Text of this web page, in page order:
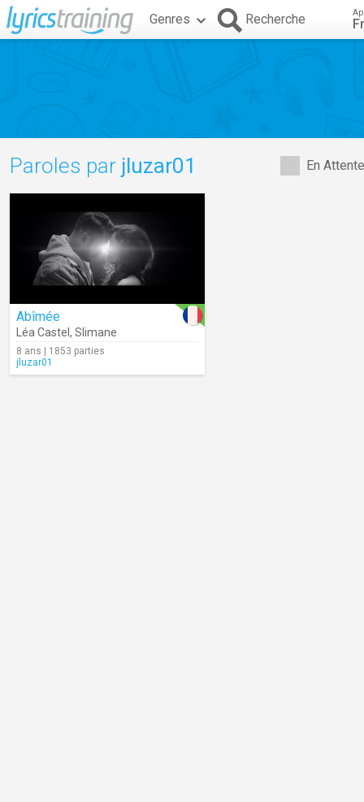
Genres Recherche
En
Paroles par jluzar01
Abîmée
Léa Castel , Slimane
8 ans | 1853 parties
jluzar01